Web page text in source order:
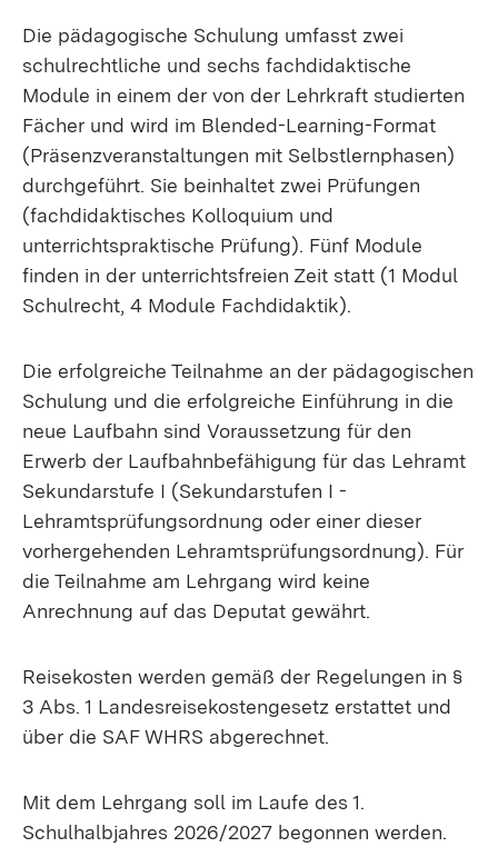
Die pädagogische Schulung umfasst zwei
schulrechtliche und sechs fachdidaktische
Module in einem der von der Lehrkraft studierten
Fächer und wird im Blended-Learning-Format
(Präsenzveranstaltungen mit Selbstlernphasen)
durchgeführt. Sie beinhaltet zwei Prüfungen
(fachdidaktisches Kolloquium und
unterrichtspraktische Prüfung). Fünf Module
finden in der unterrichtsfreien Zeit statt (1 Modul
Schulrecht, 4 Module Fachdidaktik).
Die erfolgreiche Teilnahme an der pädagogischen
Schulung und die erfolgreiche Einführung in die
neue Laufbahn sind Voraussetzung für den
Erwerb der Laufbahnbefähigung für das Lehramt
Sekundarstufe I (Sekundarstufen I -
Lehramtsprüfungsordnung oder einer dieser
vorhergehenden Lehramtsprüfungsordnung). Für
die Teilnahme am Lehrgang wird keine
Anrechnung auf das Deputat gewährt.
Reisekosten werden gemäß der Regelungen in §
3 Abs. 1 Landesreisekostengesetz erstattet und
über die SAF WHRS abgerechnet.
Mit dem Lehrgang soll im Laufe des 1.
Schulhalbjahres 2026/2027 begonnen werden.